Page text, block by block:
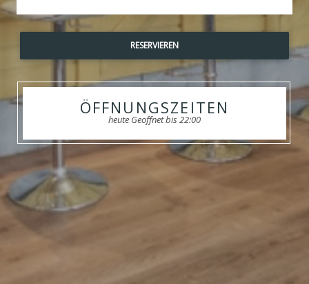
ÖFFNUNGSZEITEN
heute Geoffnet bis 22:00
RESERVIEREN